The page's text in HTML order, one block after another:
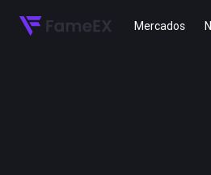
Mercados